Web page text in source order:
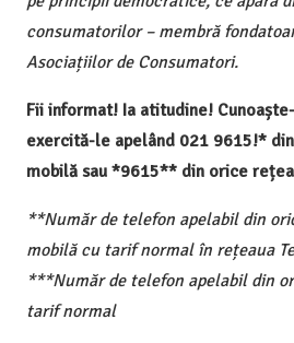
consumatorilor – membră
Asociațiilor de Consumatori.
Fii informat! Ia atitudine!
exercită-le apelând 021 9615!*
mobilă sau *9615** din orice
**Număr de telefon apelabil din
mobilă cu tarif normal în rețeaua
***Număr de telefon apelabil din
tarif normal